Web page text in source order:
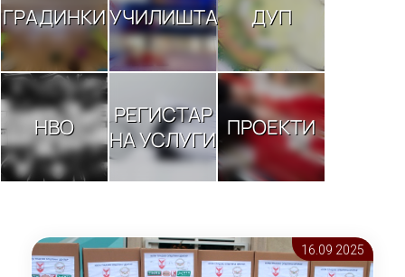
ГРАДИНКИУЧИЛИШТА ДУП
НВО
РЕГИСТАР
НА УСЛУГИ ПРОЕКТИ
16.09 2025